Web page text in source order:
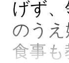
日、発
R15, 残
げず
のう
食事